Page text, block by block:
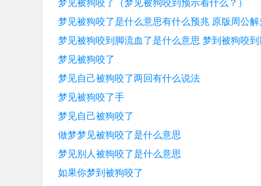
梦见被狗咬了（梦见被狗咬到预示着什么？）
梦见被狗咬了是什么意思有什么预兆 原版周公解
梦见被狗咬到脚流血了是什么意思 梦到被狗咬
梦见被狗咬了
梦见自己被狗咬了两回有什么说法
梦见被狗咬了手
梦见自己被狗咬了
做梦梦见被狗咬了是什么意思
梦见别人被狗咬了是什么意思
如果你梦到被狗咬了